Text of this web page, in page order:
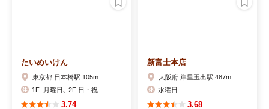
たいめいけん
東京都 日本橋駅 105m
1F: 月曜日､ 2F:日・祝
3.74
新富士本店
大阪府 岸里玉出駅 487m
水曜日
3.68